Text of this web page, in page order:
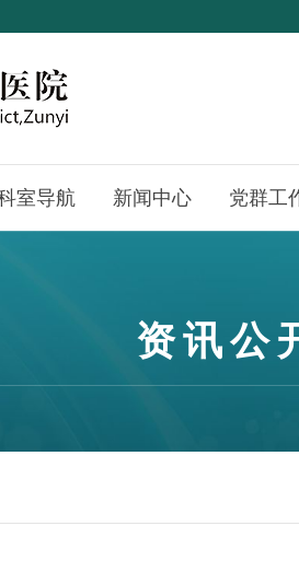
室导航 新闻中心 党群工
资讯公